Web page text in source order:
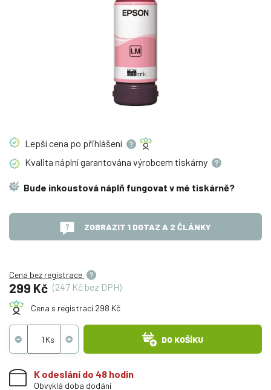
Lepší cena po přihlášení
Kvalita náplní garantována výrobcem tiskárny
Bude inkoustová náplň fungovat v mé tiskárně?
ZOBRAZIT 1 DOTAZ A 2 ČLÁNKY
Cena bez registrace
299 Kč (247 Kč bez DPH)
Cena s registrací 298 Kč
DO KOŠÍKU
K odeslání do 48 hodin
Obvyklá doba dodání